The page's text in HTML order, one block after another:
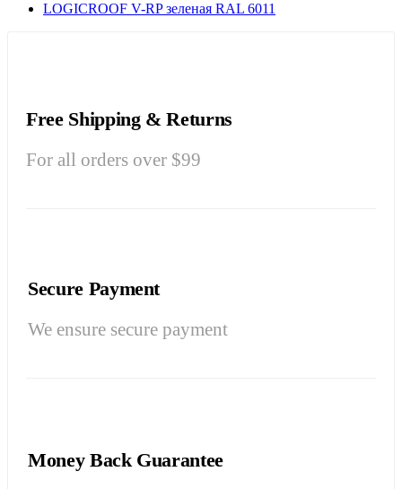
LOGICROOF V-RP зеленая RAL 6011
Free Shipping & Returns
For all orders over $99
Secure Payment
We ensure secure payment
Money Back Guarantee